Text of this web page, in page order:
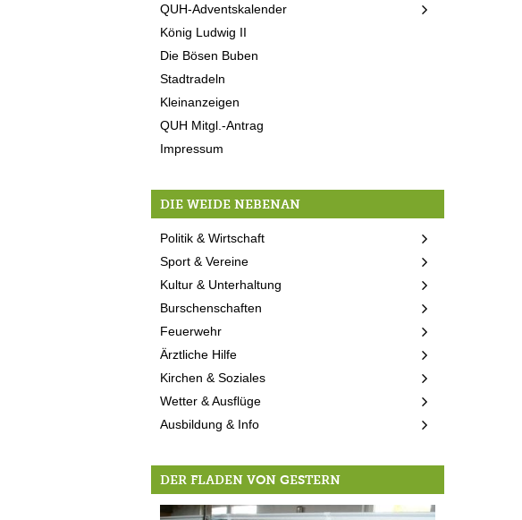
QUH-Adventskalender
König Ludwig II
Die Bösen Buben
Stadtradeln
Kleinanzeigen
QUH Mitgl.-Antrag
Impressum
DIE WEIDE NEBENAN
Politik & Wirtschaft
Sport & Vereine
Kultur & Unterhaltung
Burschenschaften
Feuerwehr
Ärztliche Hilfe
Kirchen & Soziales
Wetter & Ausflüge
Ausbildung & Info
DER FLADEN VON GESTERN